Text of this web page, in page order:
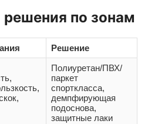
по зонам
Решение
Полиуретан/ПВХ/
паркет
спорткласса,
демпфирующая
подоснова,
защитные лаки